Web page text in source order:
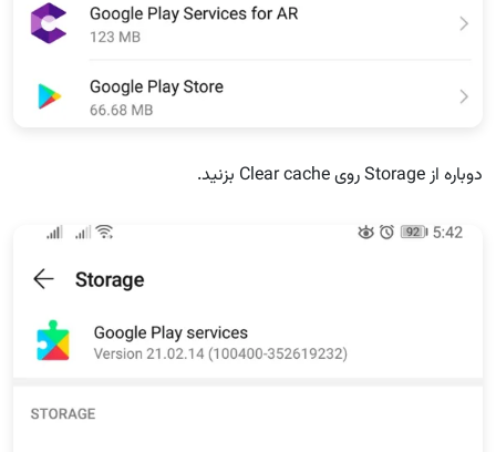
دوباره از Storage روی Clear cache بزنید.